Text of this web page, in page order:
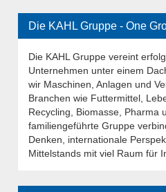
Die KAHL Gruppe - One
Die KAHL Gruppe vereint
Unternehmen unter einem
wir Maschinen, Anlagen und
Branchen wie Futtermittel,
Recycling, Biomasse, Pharma
familiengeführte Gruppe
Denken, internationale
Mittelstands mit viel Raum für